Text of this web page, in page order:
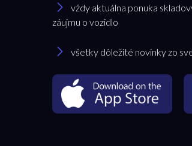
vždy aktuálna ponuka
záujmu o vozidlo
všetky dôležité novinky zo